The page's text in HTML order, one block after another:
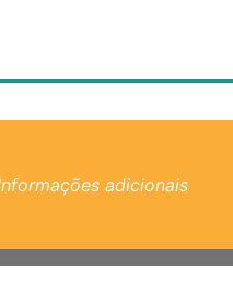
adicionais